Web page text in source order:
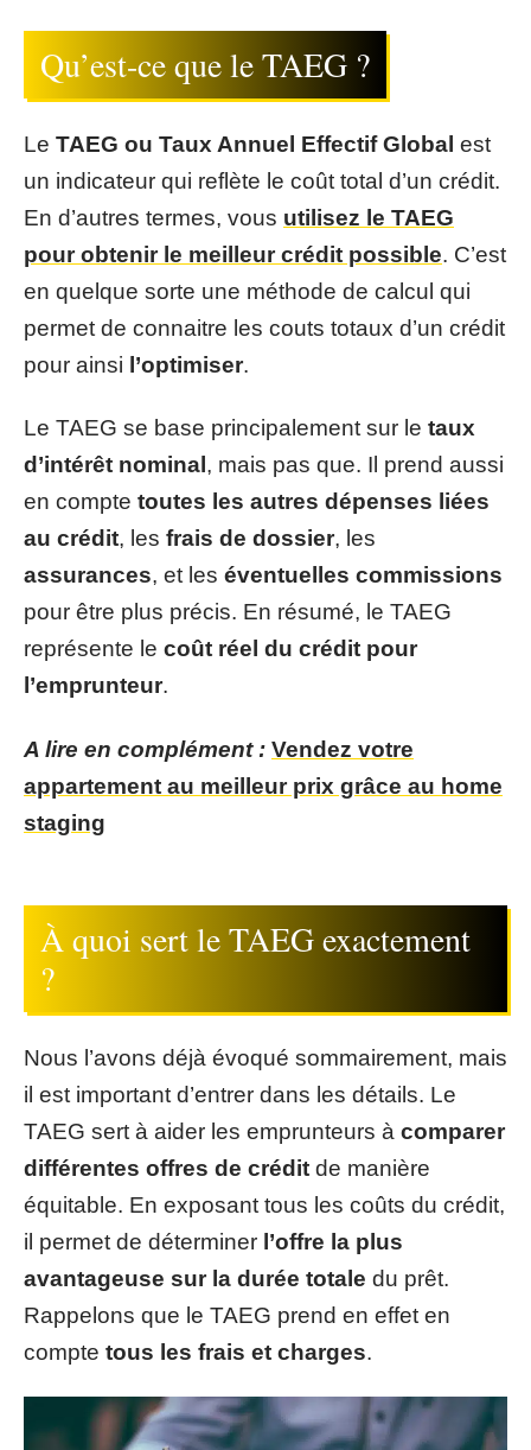
Qu’est-ce que le TAEG ?
Le TAEG ou Taux Annuel Effectif Global est
un indicateur qui reflète le coût total d’un crédit.
En d’autres termes, vous utilisez le TAEG
pour obtenir le meilleur crédit possible. C’est
en quelque sorte une méthode de calcul qui
permet de connaitre les couts totaux d’un crédit
pour ainsi l’optimiser.
Le TAEG se base principalement sur le taux
d’intérêt nominal , mais pas que. Il prend aussi
en compte toutes les autres dépenses liées
au crédit, les frais de dossier, les
assurances, et les éventuelles commissions
pour être plus précis. En résumé, le TAEG
représente le coût réel du crédit pour
l’emprunteur.
A lire en complément : Vendez votre
appartement au meilleur prix grâce au home
staging
À quoi sert le TAEG exactement
?
Nous l’avons déjà évoqué sommairement, mais
il est important d’entrer dans les détails. Le
TAEG sert à aider les emprunteurs à comparer
différentes offres de crédit de manière
équitable. En exposant tous les coûts du crédit,
il permet de déterminer l’offre la plus
avantageuse sur la durée totale du prêt.
Rappelons que le TAEG prend en effet en
compte tous les frais et charges.